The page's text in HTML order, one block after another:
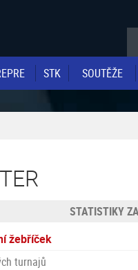
STK SOUTĚŽE
STATISTIKY
žebříček
turnajů